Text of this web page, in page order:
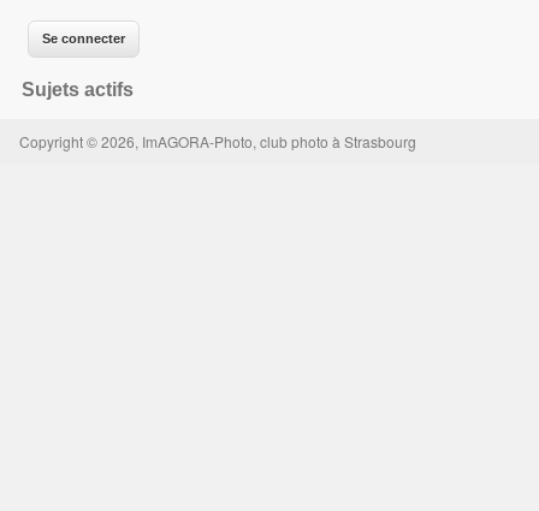
Sujets actifs
Copyright © 2026, ImAGORA-Photo, club photo à Strasbourg